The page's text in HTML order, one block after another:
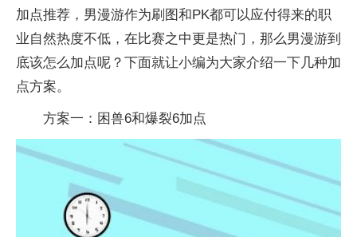
加点推荐，男漫游作为刷图和PK都可以应付得来的职
业自然热度不低，在比赛之中更是热门，那么男漫游到
底该怎么加点呢？下面就让小编为大家介绍一下几种加
点方案。
方案一：困兽6和爆裂6加点